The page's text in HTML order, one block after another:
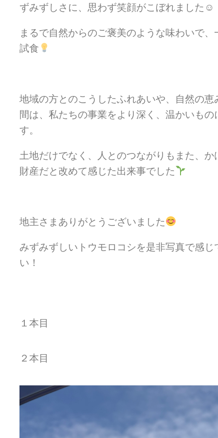
ずみずしさに、思わず笑顔がこぼれました☺
まるで自然からのご褒美のような味わいで、
試食
地域の方とのこうしたふれあいや、自然の恵
間は、私たちの事業をより深く、温かいもの
す。
土地だけでなく、人とのつながりもまた、か
財産だと改めて感じた出来事でした
地主さまありがとうございました
みずみずしいトウモロコシを是非写真で感じ
い！
１本目
２本目